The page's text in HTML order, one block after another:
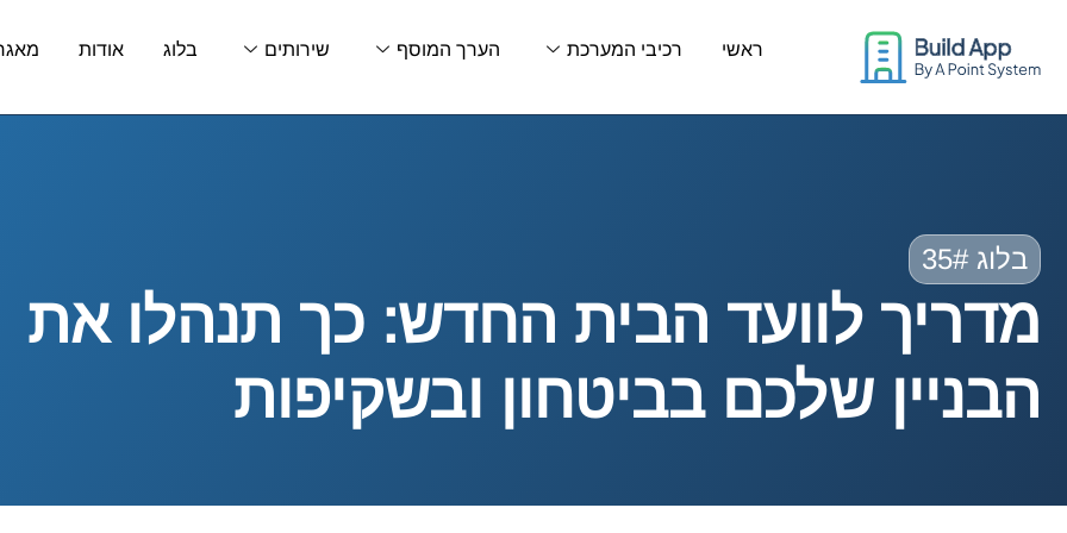
מדריך לוועד הבית החדש: כך תנהלו את הבניין שלכם
ראשי רכיבי המערכת הערך המוסף שירותים בלוג אודות
בלוג 35#
מדריך לוועד הבית החדש: כך תנהלו את
הבניין שלכם בביטחון ובשקיפות